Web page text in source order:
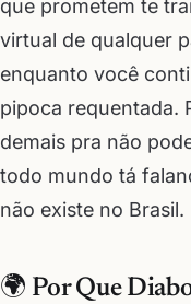
que prometem te
virtual de qualquer
enquanto você
pipoca requentada.
demais pra não
todo mundo tá
não existe no Brasil.
🌍 Por Que